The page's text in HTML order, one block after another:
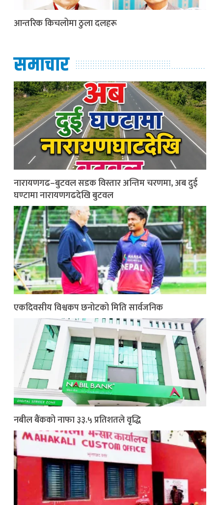
आन्तरिक किचलोमा ठुला दलहरू
समाचार
नारायणगढ–बुटवल सडक विस्तार अन्तिम चरणमा, अब दुई
घण्टामा नारायणगढदेखि बुटवल
एकदिवसीय विश्वकप छनोटको मिति सार्वजनिक
नबील बैंकको नाफा ३३.५ प्रतिशतले वृद्धि